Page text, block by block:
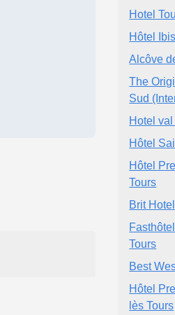
Hotel
Hôtel
Alcôve
The
Sud
Hotel
Hôtel
Hôtel
Tours
Brit
Tours
Best
Hôtel
lès Tours